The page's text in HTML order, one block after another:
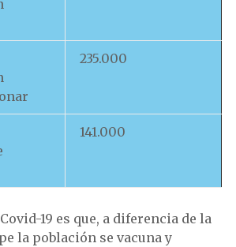
235.000
141.000
19 es que, a diferencia de la
la población se vacuna y